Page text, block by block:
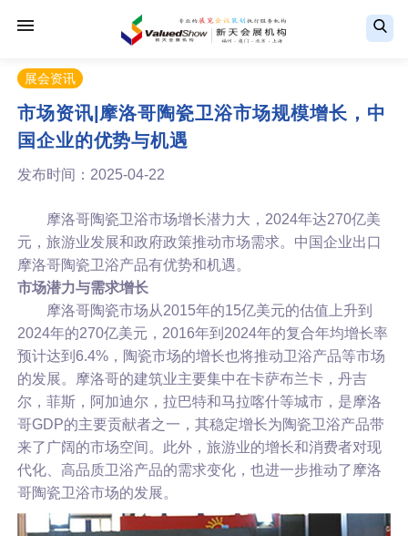
展会资讯
市场资讯|摩洛哥陶瓷卫浴市场规模增长，中
国企业的优势与机遇
发布时间：2025-04-22
摩洛哥陶瓷卫浴市场增长潜力大，2024年达270亿美
元，旅游业发展和政府政策推动市场需求。中国企业出口
摩洛哥陶瓷卫浴产品有优势和机遇。
市场潜力与需求增长
摩洛哥陶瓷市场从2015年的15亿美元的估值上升到
2024年的270亿美元，2016年到2024年的复合年均增长率
预计达到6.4%，陶瓷市场的增长也将推动卫浴产品等市场
的发展。摩洛哥的建筑业主要集中在卡萨布兰卡，丹吉
尔，菲斯，阿加迪尔，拉巴特和马拉喀什等城市，是摩洛
哥GDP的主要贡献者之一，其稳定增长为陶瓷卫浴产品带
来了广阔的市场空间。此外，旅游业的增长和消费者对现
代化、高品质卫浴产品的需求变化，也进一步推动了摩洛
哥陶瓷卫浴市场的发展。